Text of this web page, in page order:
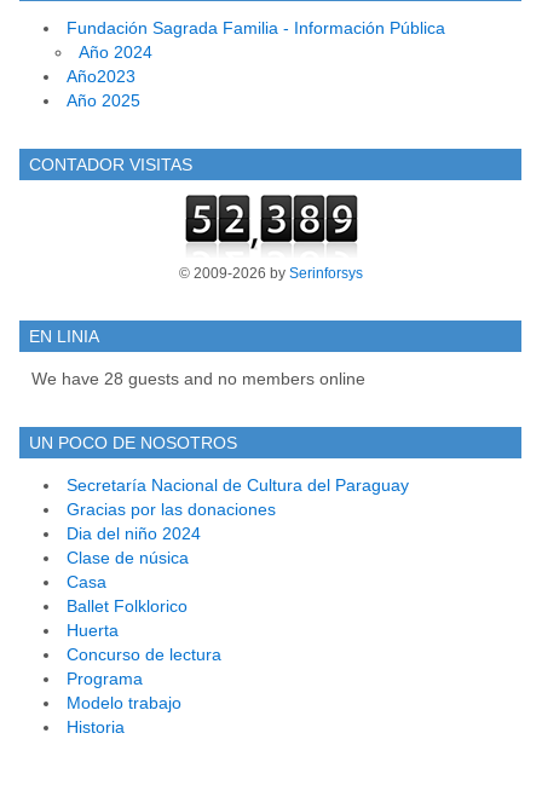
Fundación Sagrada Familia - Información Pública
Año 2024
Año2023
Año 2025
CONTADOR VISITAS
© 2009-2026 by Serinforsys
EN LINIA
We have 28 guests and no members online
UN POCO DE NOSOTROS
Secretaría Nacional de Cultura del Paraguay
Gracias por las donaciones
Dia del niño 2024
Clase de núsica
Casa
Ballet Folklorico
Huerta
Concurso de lectura
Programa
Modelo trabajo
Historia